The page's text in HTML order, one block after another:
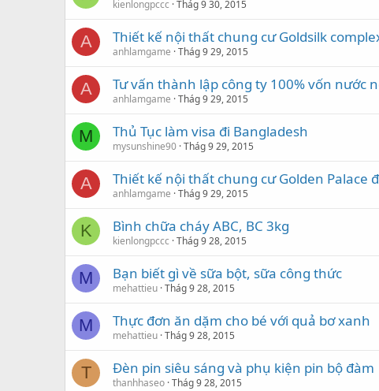
kienlongpccc Thág 9 30, 2015
A Thiết kế nội thất chung cư Goldsilk
anhlamgame Thág 9 29, 2015
A Tư vấn thành lập công ty 100% vốn nước
anhlamgame Thág 9 29, 2015
M Thủ Tục làm visa đi Bangladesh
mysunshine90 Thág 9 29, 2015
A Thiết kế nội thất chung cư Golden Palace
anhlamgame Thág 9 29, 2015
K Bình chữa cháy ABC, BC 3kg
kienlongpccc Thág 9 28, 2015
M Bạn biết gì về sữa bột, sữa công thức
mehattieu Thág 9 28, 2015
M Thực đơn ăn dặm cho bé với quả bơ xanh
mehattieu Thág 9 28, 2015
T Đèn pin siêu sáng và phụ kiện pin bộ đàm
thanhhaseo Thág 9 28, 2015